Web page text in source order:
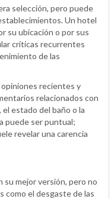
selección, pero puede
Un hotel
su ubicación o por sus
críticas recurrentes
de las
recientes y
relacionados con
el estado del baño o la
puede ser puntual;
revelar una carencia
su mejor versión, pero no
como el desgaste de las